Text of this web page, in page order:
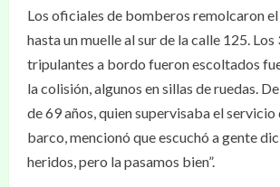
Los oficiales de bomberos remolcaron
hasta un muelle al sur de la calle 125.
tripulantes a bordo fueron escoltados
la colisión, algunos en sillas de ruedas.
de 69 años, quien supervisaba el
barco, mencionó que escuchó a gente
heridos, pero la pasamos bien”.